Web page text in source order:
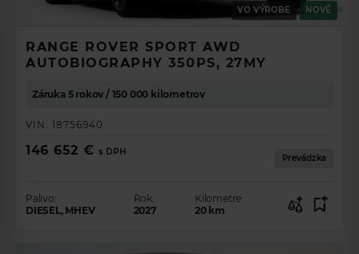
VO VÝROBE NOVÉ
RANGE ROVER SPORT AWD
AUTOBIOGRAPHY 350PS, 27MY
Záruka 5 rokov / 150 000 kilometrov
VIN: 18756940
146 652 € s DPH
Prevádzka
Palivo:
DIESEL, MHEV
Rok:
2027
Kilometre:
20 km